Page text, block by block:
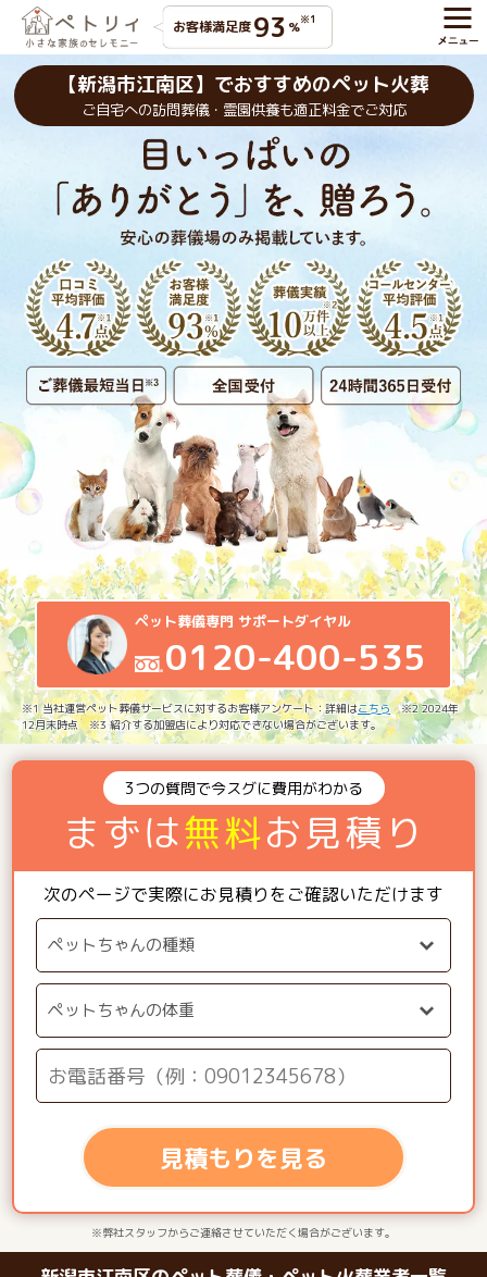
お客様満足度93 %※1
【新潟市江南区】でおすすめのペット火葬
ご自宅への訪問葬儀・霊園供養も適正料金でご対応
ペット葬儀専門 サポートダイヤル
0120-400-535
※1 当社運営ペット葬儀サービスに対するお客様アンケート：詳細はこちら ※2 2024年
12月末時点 ※3 紹介する加盟店により対応できない場合がございます。
3つの質問で今スグに費用がわかる
まずは無料お見積り
次のページで実際にお見積りをご確認いただけます
見積もりを見る
※弊社スタッフからご連絡させていただく場合がございます。